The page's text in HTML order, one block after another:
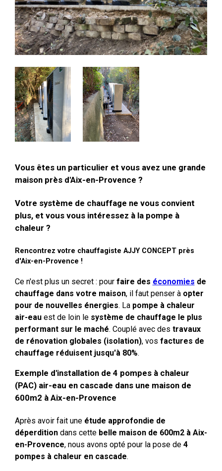
Vous êtes un particulier et vous avez une grande
maison près d'Aix-en-Provence ?
Votre système de chauffage ne vous convient
plus, et vous vous intéressez à la pompe à
chaleur ?
Rencontrez votre chauffagiste AJJY CONCEPT près
d'Aix-en-Provence !
Ce n'est plus un secret : pour faire des économies de
chauffage dans votre maison, il faut penser à opter
pour de nouvelles énergies. La pompe à chaleur
air-eauest de loin le système de chauffage le plus
performant sur le maché. Couplé avec des travaux
de rénovation globales (isolation), vos factures de
chauffage réduisent jusqu'à 80%.
Exemple d'installation de 4 pompes à chaleur
(PAC) air-eau en cascade dans une maison de
600m2 à Aix-en-Provence
Après avoir fait une étude approfondie de
déperditiondans cette belle maison de 600m2 à Aix-
en-Provence, nous avons opté pour la pose de4
pompes à chaleur en cascade.